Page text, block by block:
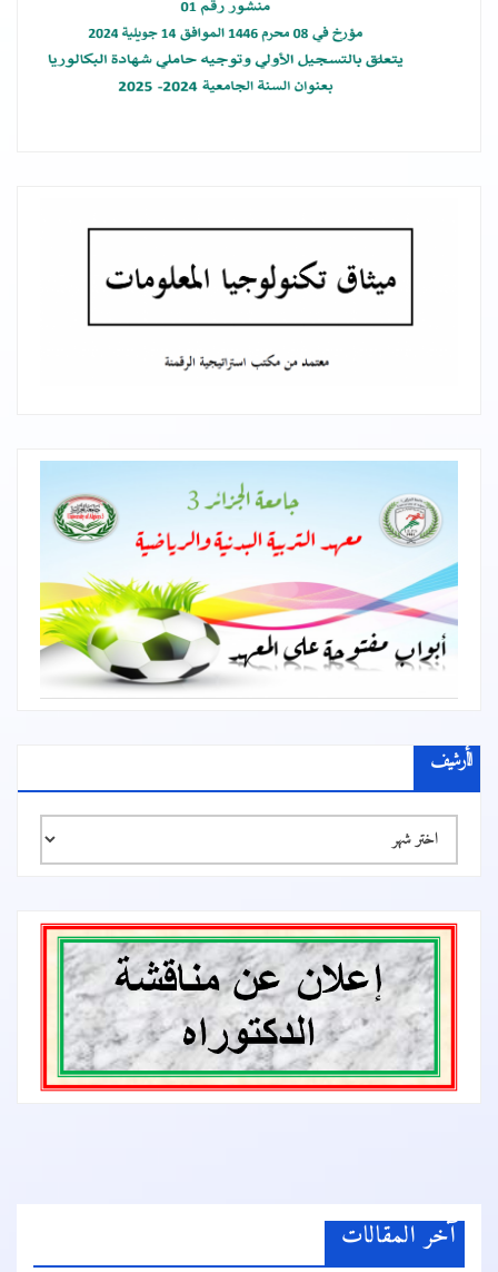
الأرشيف
الأرشيف
آخر المقالات